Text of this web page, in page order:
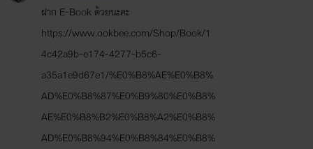
ฝาก E-Book ด้วยนะคะ
https://www.ookbee.com/Shop/Book/1
4c42a9b-e174-4277-b5c6-
a35a1e9d67e1/%E0%B8%AE%E0%B8%
AD%E0%B8%87%E0%B9%80%E0%B8%
AE%E0%B8%B2%E0%B8%A2%E0%B8%
AD%E0%B8%94%E0%B8%84%E0%B8%